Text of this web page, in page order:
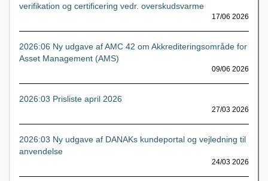
verifikation og certificering vedr. overskudsvarme
17/06 2026
2026:06 Ny udgave af AMC 42 om Akkrediteringsområde for
Asset Management (AMS)
09/06 2026
2026:03 Prisliste april 2026
27/03 2026
2026:03 Ny udgave af DANAKs kundeportal og vejledning til
anvendelse
24/03 2026